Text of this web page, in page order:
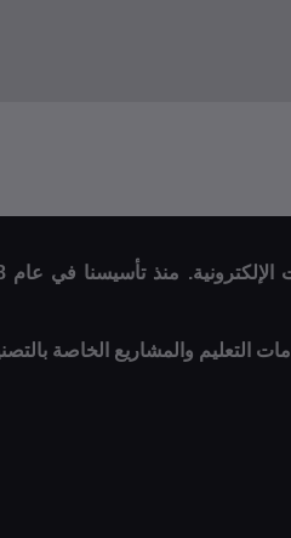
التعليم والمشاريع الخاصة